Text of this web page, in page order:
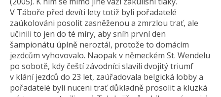
V Táboře před devíti lety totiž byli pořadatelé
zaúkolováni posolit zasněženou a zmrzlou trať, ale
učinili to jen do té míry, aby sníh první den
šampionátu úplně neroztál, protože to domácím
jezdcům vyhovovalo. Naopak v německém St. Wendelu
po sobotě, kdy čeští závodníci slavili dvojitý triumf
v klání jezdců do 23 let, zaúřadovala belgická lobby a
pořadatelé byli nuceni trať důkladně prosolit a kluzká